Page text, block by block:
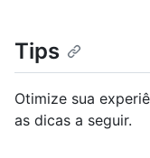
Tips
Otimize sua
as dicas a seguir.